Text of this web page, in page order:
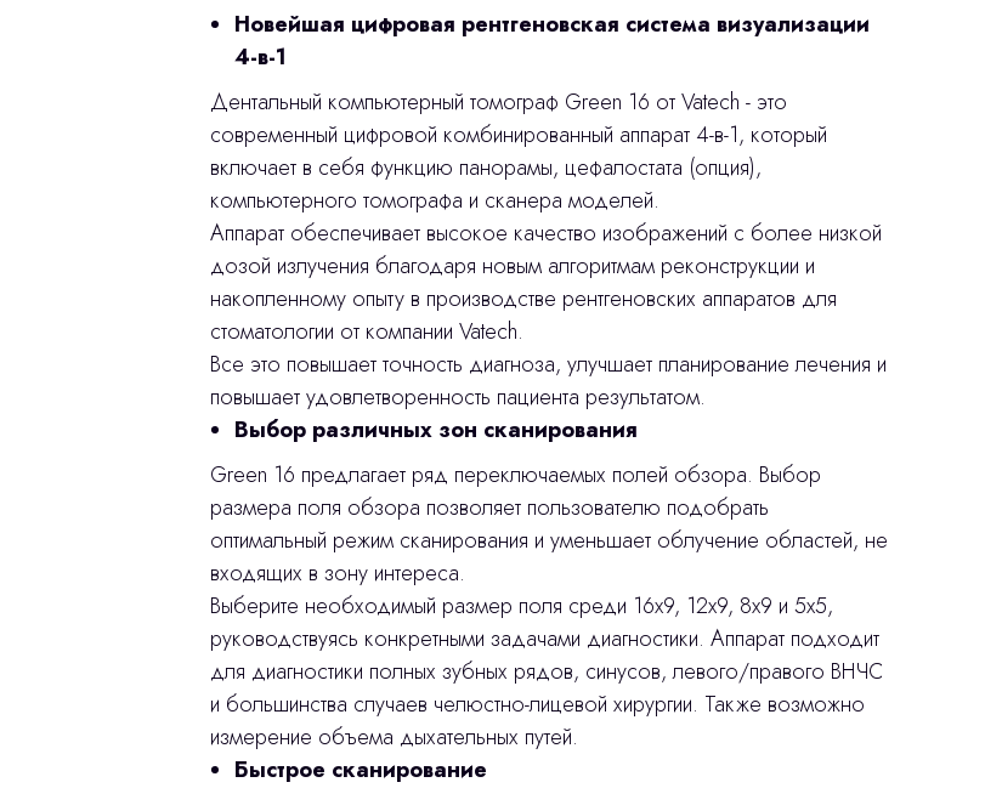
Новейшая цифровая рентгеновская система визуализации
4-в-1
Дентальный компьютерный томограф Green 16 от Vatech - это
современный цифровой комбинированный аппарат 4-в-1, который
включает в себя функцию панорамы, цефалостата (опция),
компьютерного томографа и сканера моделей.
Аппарат обеспечивает высокое качество изображений с более низкой
дозой излучения благодаря новым алгоритмам реконструкции и
накопленному опыту в производстве рентгеновских аппаратов для
стоматологии от компании Vatech.
Все это повышает точность диагноза, улучшает планирование лечения и
повышает удовлетворенность пациента результатом.
Выбор различных зон сканирования
Green 16 предлагает ряд переключаемых полей обзора. Выбор
размера поля обзора позволяет пользователю подобрать
оптимальный режим сканирования и уменьшает облучение областей, не
входящих в зону интереса.
Выберите необходимый размер поля среди 16x9, 12x9, 8x9 и 5x5,
руководствуясь конкретными задачами диагностики. Аппарат подходит
для диагностики полных зубных рядов, синусов, левого/правого ВНЧС
и большинства случаев челюстно-лицевой хирургии. Также возможно
измерение объема дыхательных путей.
Быстрое сканирование